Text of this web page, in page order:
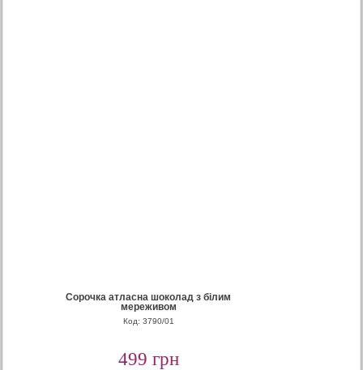
Сорочка атласна шоколад з білим
мереживом
Код: 3790/01
499 грн